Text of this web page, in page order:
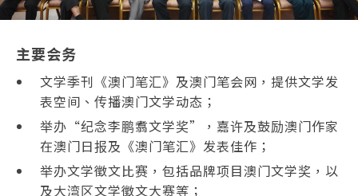
主要会务
文学季刊《澳门笔汇》及澳门笔会网，提供文学发
表空间、传播澳门文学动态；
举办“纪念李鹏翥文学奖”，嘉许及鼓励澳门作家
在澳门日报及《澳门笔汇》发表佳作；
举办文学徵文比赛，包括品牌项目澳门文学奖，以
及大湾区文学徵文大赛等；